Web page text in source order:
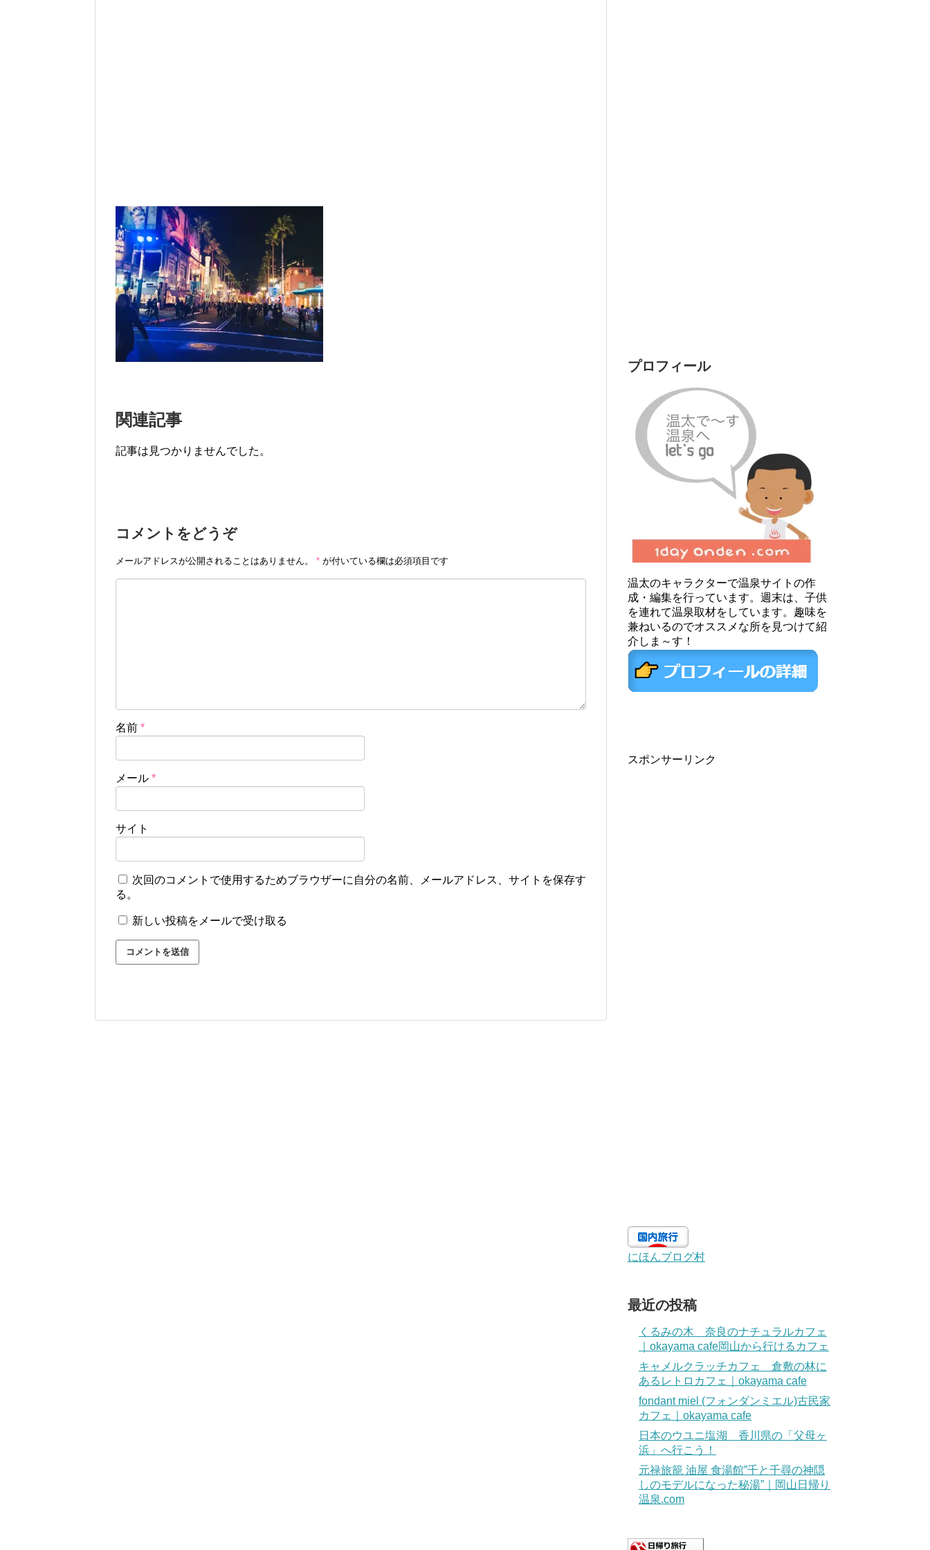
関連記事
記事は見つかりませんでした。
コメントをどうぞ
メールアドレスが公開されることはありません。 * が付いている欄は必須項目です
名前 *
メール *
サイト
次回のコメントで使用するためブラウザーに自分の名前、メールアドレス、サイトを保存す
る。
新しい投稿をメールで受け取る
プロフィール
温太のキャラクターで温泉サイトの作
成・編集を行っています。週末は、子供
を連れて温泉取材をしています。趣味を
兼ねいるのでオススメな所を見つけて紹
介しま～す！
スポンサーリンク
にほんブログ村
最近の投稿
くるみの木 奈良のナチュラルカフェ
｜okayama cafe岡山から行けるカフェ
キャメルクラッチカフェ 倉敷の林に
あるレトロカフェ｜okayama cafe
fondant miel (フォンダンミエル)古民家
カフェ｜okayama cafe
日本のウユニ塩湖 香川県の「父母ヶ
浜」へ行こう！
元禄旅籠 油屋 食湯館”千と千尋の神隠
しのモデルになった秘湯”｜岡山日帰り
温泉.com